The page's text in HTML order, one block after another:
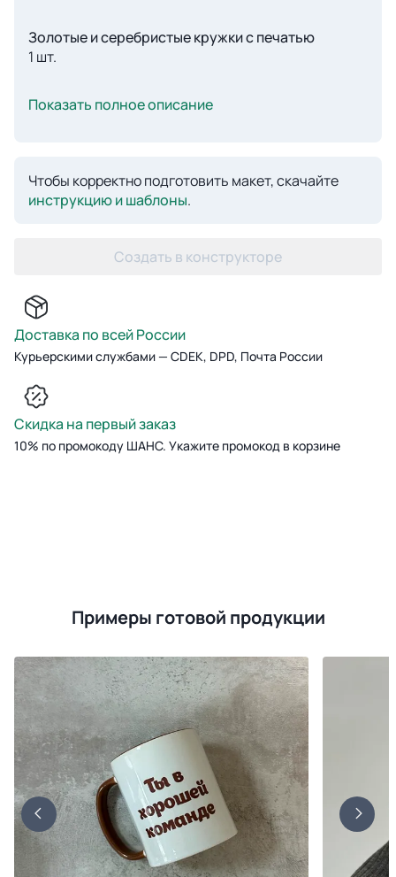
Золотые и серебристые кружки с печатью
1 шт.
Показать полное описание
Чтобы корректно подготовить макет, скачайте
инструкцию и шаблоны.
Создать в конструкторе
Доставка по всей России
Курьерскими службами — CDEK, DPD, Почта России
Скидка на первый заказ
10% по промокоду ШАНС. Укажите промокод в корзине
Примеры готовой продукции